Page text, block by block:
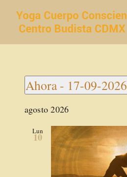
contenido
Ahora - 17-09-2026
Seleccionar
fecha.
agosto 2026
Lun
10